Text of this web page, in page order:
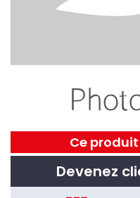
Ce
Devenez